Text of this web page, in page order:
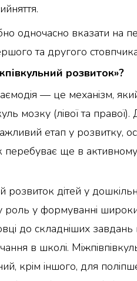
одночасно вказати на
та другого
розвиток»?
— це механізм,
мозку (лівої та правої).
етап у розвитку,
перебуває ще в
розвиток дітей у
роль у формуванні
до складніших завдань
в школі.
крім іншого, для